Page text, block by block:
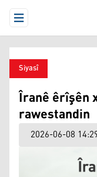
Open Menu
Siyasî
Îranê êrîşên
rawestandin
2026-06-08